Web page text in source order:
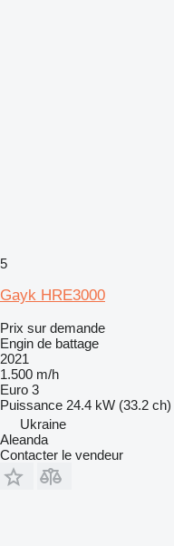
5
Gayk HRE3000
Prix sur demande
Engin de battage
2021
1.500 m/h
Euro 3
Puissance 24.4 kW (33.2 ch)
Ukraine
Aleanda
Contacter le vendeur